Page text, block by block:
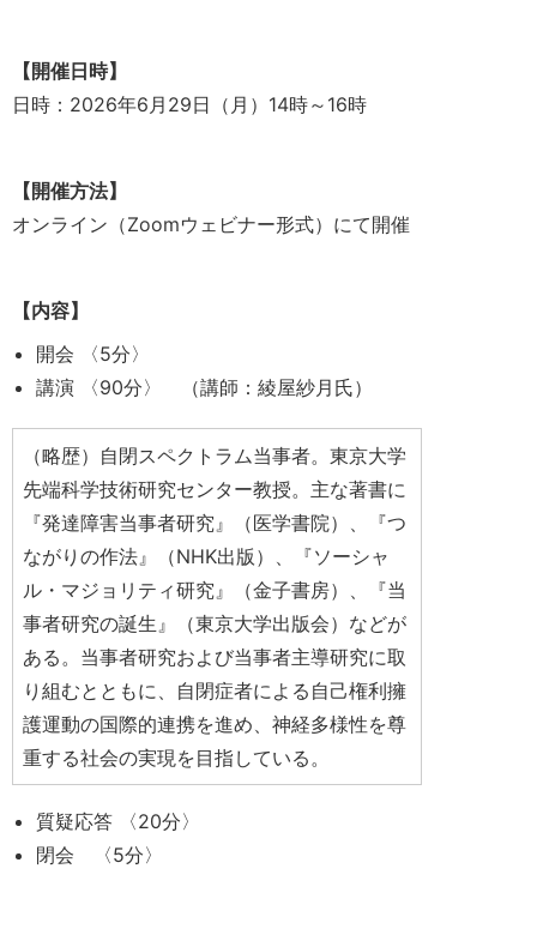
【開催日時】
日時：2026年6月29日（月）14時～16時
【開催方法】
オンライン（Zoomウェビナー形式）にて開催
【内容】
開会 〈5分〉
講演 〈90分〉 （講師：綾屋紗月氏）
（略歴）自閉スペクトラム当事者。東京大学
先端科学技術研究センター教授。主な著書に
『発達障害当事者研究』（医学書院）、『つ
ながりの作法』（NHK出版）、『ソーシャ
ル・マジョリティ研究』（金子書房）、『当
事者研究の誕生』（東京大学出版会）などが
ある。当事者研究および当事者主導研究に取
り組むとともに、自閉症者による自己権利擁
護運動の国際的連携を進め、神経多様性を尊
重する社会の実現を目指している。
質疑応答 〈20分〉
閉会 〈5分〉